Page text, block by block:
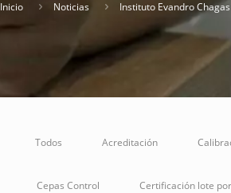
Inicio Noticias Instituto Evandro Chagas
Todos Acreditación
Cepas Control Certificación lote